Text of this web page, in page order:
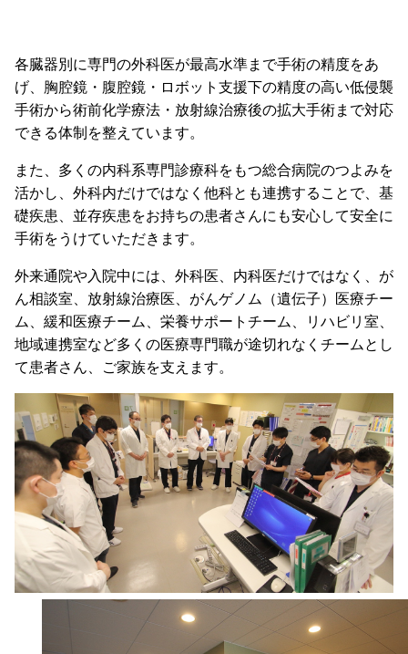
各臓器別に専門の外科医が最高水準まで手術の精度をあ
げ、胸腔鏡・腹腔鏡・ロボット支援下の精度の高い低侵襲
手術から術前化学療法・放射線治療後の拡大手術まで対応
できる体制を整えています。
また、多くの内科系専門診療科をもつ総合病院のつよみを
活かし、外科内だけではなく他科とも連携することで、基
礎疾患、並存疾患をお持ちの患者さんにも安心して安全に
手術をうけていただきます。
外来通院や入院中には、外科医、内科医だけではなく、が
ん相談室、放射線治療医、がんゲノム（遺伝子）医療チー
ム、緩和医療チーム、栄養サポートチーム、リハビリ室、
地域連携室など多くの医療専門職が途切れなくチームとし
て患者さん、ご家族を支えます。